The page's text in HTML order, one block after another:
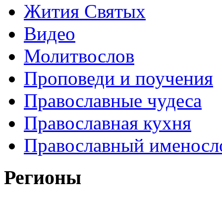
Жития Святых
Видео
Молитвослов
Проповеди и поучения
Православные чудеса
Православная кухня
Православный
Регионы